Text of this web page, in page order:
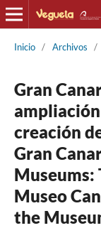
Inicio / Archivos /
Gran
creación
Gran
Museums:
Museo
the